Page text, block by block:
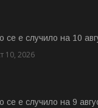
се е случило на 10
10, 2026
се е случило на 9